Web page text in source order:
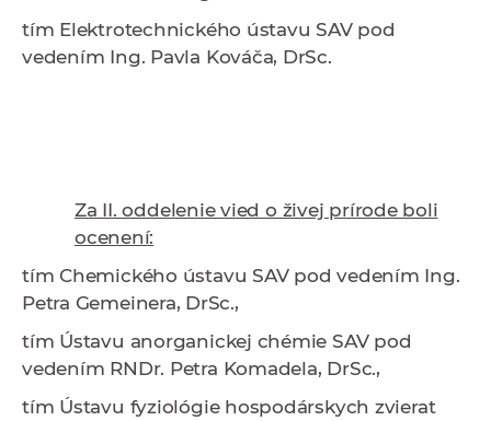
tím Elektrotechnického ústavu SAVpod
vedením Ing. Pavla Kováča, DrSc.
Za II. oddelenie vied o živej prírode boli
ocenení:
tím Chemického ústavu SAVpod vedením Ing.
Petra Gemeinera, DrSc.,
tím Ústavu anorganickej chémie SAVpod
vedením RNDr. Petra Komadela, DrSc.,
tím Ústavu fyziológie hospodárskych zvierat